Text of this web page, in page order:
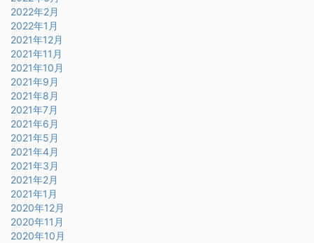
2022年2月
2022年1月
2021年12月
2021年11月
2021年10月
2021年9月
2021年8月
2021年7月
2021年6月
2021年5月
2021年4月
2021年3月
2021年2月
2021年1月
2020年12月
2020年11月
2020年10月